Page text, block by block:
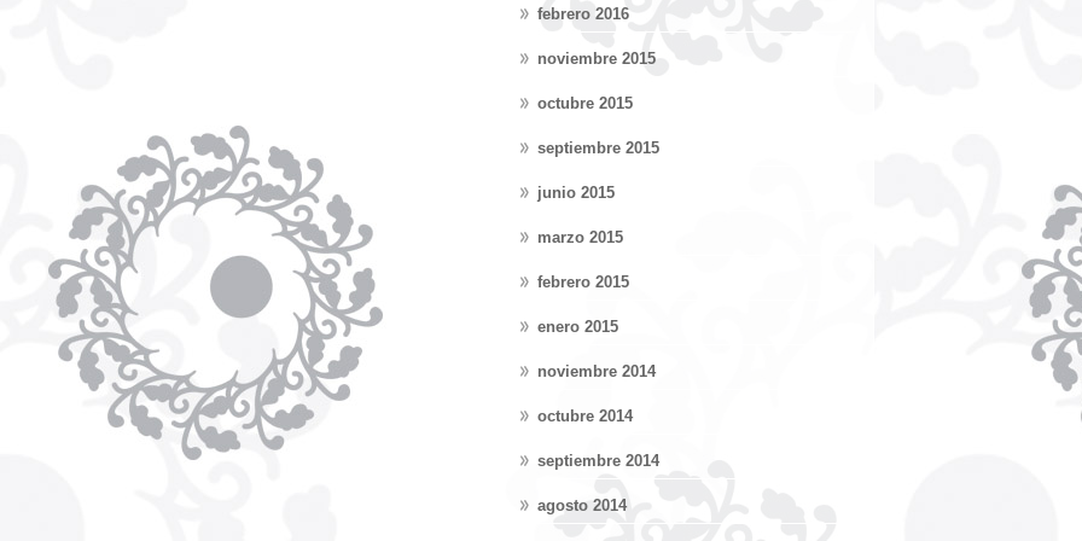
febrero 2016
noviembre 2015
octubre 2015
septiembre 2015
junio 2015
marzo 2015
febrero 2015
enero 2015
noviembre 2014
octubre 2014
septiembre 2014
agosto 2014